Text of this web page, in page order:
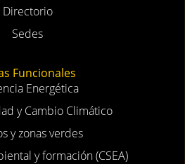
Directorio
Sedes
Funcionales
Energética
y Cambio Climático
y zonas verdes
y formación (CSEA)